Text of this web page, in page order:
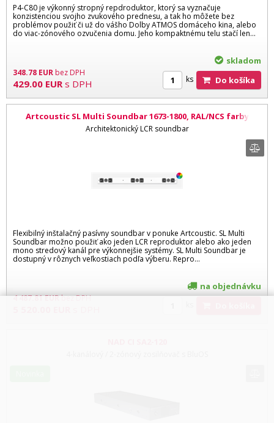
P4-C80 je výkonný stropný repdroduktor, ktorý sa vyznačuje
konzistenciou svojho zvukového prednesu, a tak ho môžete bez
problémov použiť či už do vášho Dolby ATMOS domáceho kina, alebo
do viac-zónového ozvučenia domu. Jeho kompaktnému telu stačí len...
348.78 EURbez DPH
429.00 EUR s DPH
skladom
ks Do košíka
Artcoustic SL Multi Soundbar 1673-1800, RAL/NCS farby
Architektonický LCR soundbar
Flexibilný inštalačný pasívny soundbar v ponuke Artcoustic. SL Multi
Soundbar možno použiť ako jeden LCR reproduktor alebo ako jeden
mono stredový kanál pre výkonnejšie systémy. SL Multi Soundbar je
dostupný v rôznych veľkostiach podľa výberu. Repro...
4 487.81EURbez DPH
na objednávku